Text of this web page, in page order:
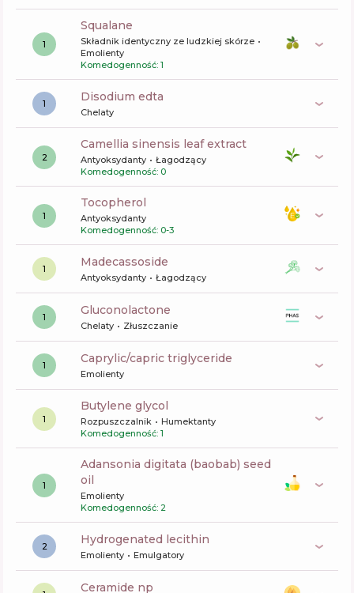
1
squalane
Składnik identyczny ze ludzkiej skórze
Emolienty
Komedogenność: 1
1 disodium edta
Chelaty
2
camellia sinensis leaf extract
Antyoksydanty
Łagodzący
Komedogenność: 0
1
tocopherol
Antyoksydanty
Komedogenność: 0-3
1 madecassoside
Antyoksydanty Łagodzący
1 gluconolactone
Chelaty Złuszczanie
1 caprylic/capric triglyceride
Emolienty
1
butylene glycol
Rozpuszczalnik
Humektanty
Komedogenność: 1
1
adansonia digitata (baobab) seed
oil
Emolienty
Komedogenność: 2
2 hydrogenated lecithin
Emolienty Emulgatory
ceramide np